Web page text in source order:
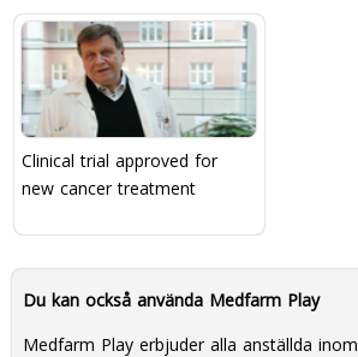
Clinical trial approved for
new cancer treatment
Du kan också använda Medfarm Play
Medfarm Play erbjuder alla anställda inom